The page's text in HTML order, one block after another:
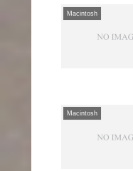
Macintosh
Macintosh